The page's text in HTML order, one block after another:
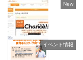
New
イベント情報